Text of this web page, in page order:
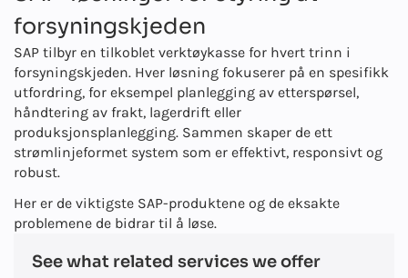
forsyningskjeden
SAP tilbyr en tilkoblet verktøykasse for hvert trinn i
forsyningskjeden. Hver løsning fokuserer på en spesifikk
utfordring, for eksempel planlegging av etterspørsel,
håndtering av frakt, lagerdrift eller
produksjonsplanlegging. Sammen skaper de ett
strømlinjeformet system som er effektivt, responsivt og
robust.
Her er de viktigste SAP-produktene og de eksakte
problemene de bidrar til å løse.
See what related services we offer